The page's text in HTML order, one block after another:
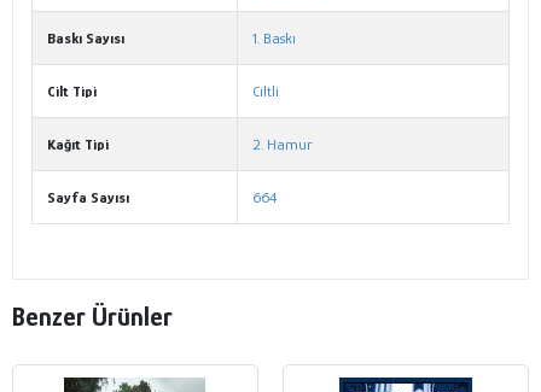
Baskı Sayısı 1. Baskı
Cilt Tipi Ciltli
Kağıt Tipi 2. Hamur
Sayfa Sayısı 664
Benzer Ürünler